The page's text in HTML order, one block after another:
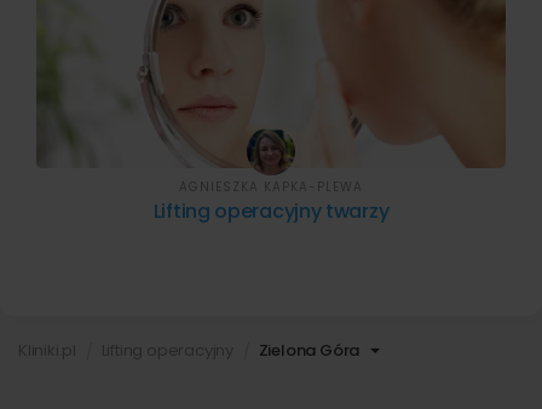
Zielona Góra
Lifting operacyjny twarzy
AGNIESZKA KAPKA-PLEWA